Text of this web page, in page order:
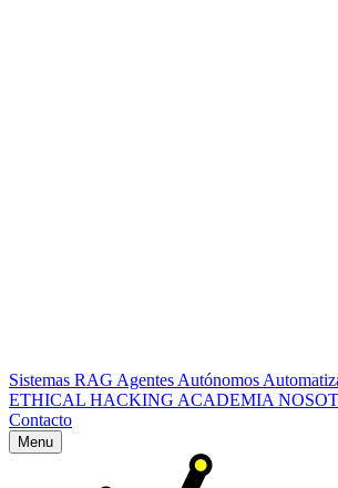
Sistemas RAG Agentes Autónomos
ETHICAL HACKING ACADEMIA
Contacto
Menu